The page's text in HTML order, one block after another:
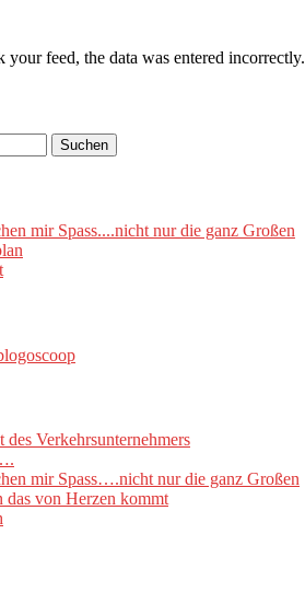
your feed, the data was entered incorrectly.
mir Spass....nicht nur die ganz Großen
Verkehrsunternehmers
mir Spass….nicht nur die ganz Großen
das von Herzen kommt